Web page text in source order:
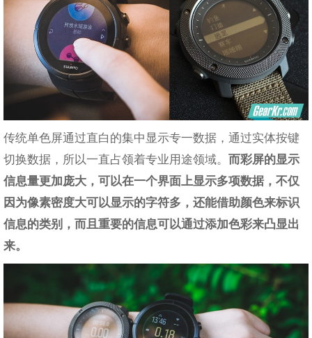
传统单色屏通过直白的集中显示专一数据，通过实体按键
切换数据，所以一直占领着专业用途领域。 而彩屏的显示
信息量更加庞大，可以在一个界面上显示多项数据，不仅
因为像素密度大可以显示的字符多，还能借助颜色来标识
信息的类别，而且重要的信息可以通过添加色彩来凸显出
来。